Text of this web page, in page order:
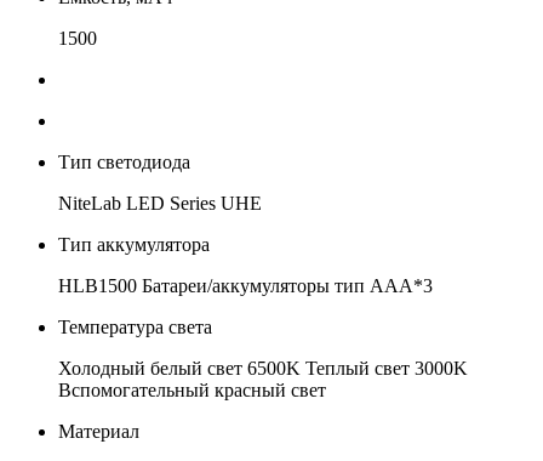
1500
Тип светодиода
NiteLab LED Series UHE
Тип аккумулятора
HLB1500 Батареи/аккумуляторы тип AAA*3
Температура света
Холодный белый свет 6500K Теплый свет 3000K
Вспомогательный красный свет
Материал